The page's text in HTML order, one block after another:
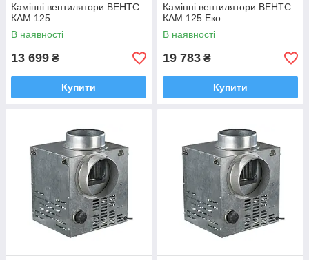
Камінні вентилятори ВЕНТС
КАМ 125
В наявності
13 699 ₴
Купити
Камінні вентилятори ВЕНТС
КАМ 125 Еко
В наявності
19 783 ₴
Купити